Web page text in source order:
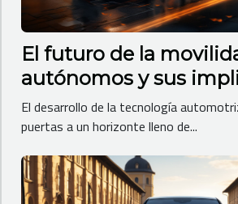
El futuro de la
autónomos y sus
El desarrollo de la tecnología
puertas a un horizonte lleno de...